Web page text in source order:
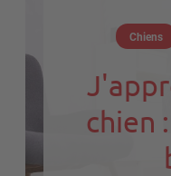
Chiens
chien